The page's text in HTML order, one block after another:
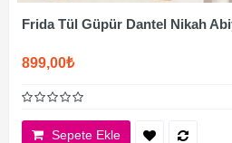
Frida Tül Güpür Dantel Nikah
899,00₺
Sepete Ekle